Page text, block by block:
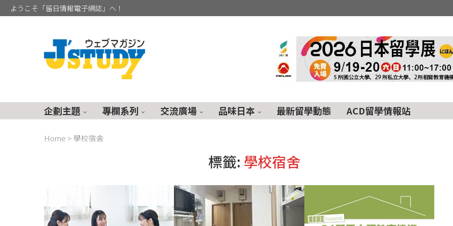
ようこそ「留日情報電子網誌」へ！
企劃主題 專欄系列 交流廣場 品味日本 最新留學動態 ACD留學情報站
Home > 學校宿舍
標籤: 學校宿舍